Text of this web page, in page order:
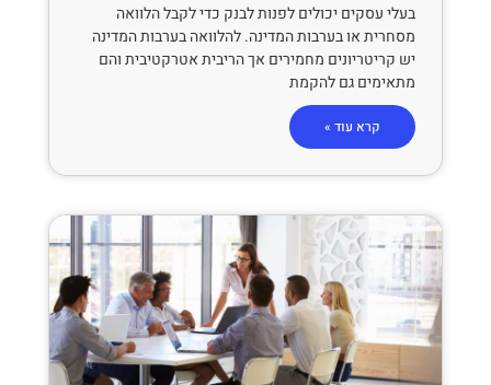
בעלי עסקים יכולים לפנות לבנק כדי לקבל הלוואה
מסחרית או בערבות המדינה. להלוואה בערבות המדינה
יש קריטריונים מחמירים אך הריבית אטרקטיבית והם
מתאימים גם להקמת
קרא עוד »